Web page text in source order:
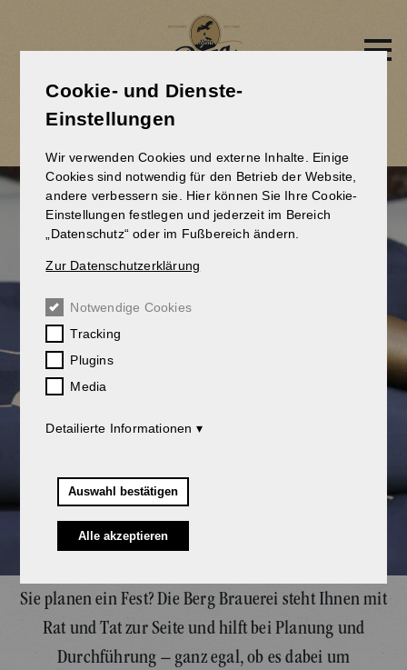
Cookie- und Dienste-
Einstellungen
Wir verwenden Cookies und externe Inhalte. Einige
Cookies sind notwendig für den Betrieb der Website,
andere verbessern sie. Hier können Sie Ihre Cookie-
Einstellungen festlegen und jederzeit im Bereich
„Datenschutz“ oder im Fußbereich ändern.
Zur Datenschutzerklärung
Notwendige Cookies
Tracking
Plugins
Media
Detailierte Informationen
Auswahl bestätigen
Alle akzeptieren
KOMPLETTER FEST-SERVICE
Sie planen ein Fest? Die Berg Brauerei steht Ihnen mit
Rat und Tat zur Seite und hilft bei Planung und
Durchführung – ganz egal, ob es dabei um